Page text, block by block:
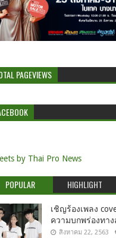
PAGEVIEWS
by Thai Pro News
POPULAR HIGHLIGHT
เชิญร้องเพลง
ความบกพร่องทา
สิงหาคม 22, 2563